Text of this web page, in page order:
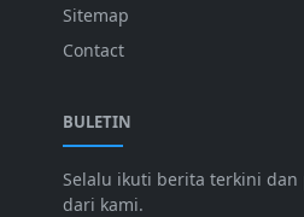
Sitemap
Contact
BULETIN
Selalu ikuti berita terkini
dari kami.